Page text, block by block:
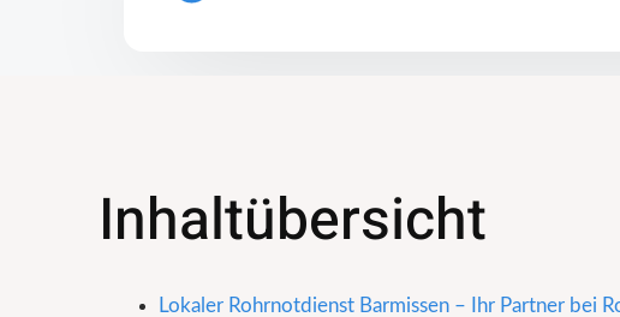
Inhaltübersicht
Lokaler Rohrnotdienst Barmissen – Ihr Partner bei